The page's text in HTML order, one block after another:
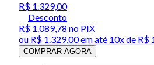
R$ 1.329,00
Desconto
R$ 1.089,78 no PIX
ou R$ 1.329,00em até 10x de R$
COMPRAR AGORA